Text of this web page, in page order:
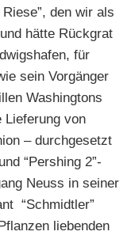
den wir als
hätte Rückgrat
für
sein Vorgänger
Washingtons
Lieferung von
– durchgesetzt
“Pershing 2”-
Neuss in seiner
“Schmidtler”
liebenden